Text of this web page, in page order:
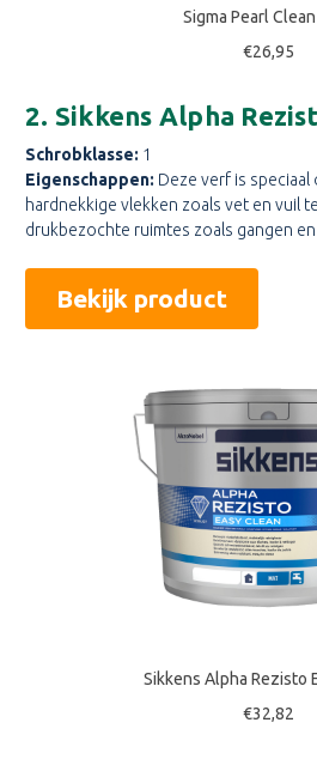
Sigma Pearl
€26,95
2. Sikkens Alpha
Schrobklasse: 1
Eigenschappen: Deze verf is
hardnekkige vlekken zoals vet en vuil
drukbezochte ruimtes zoals gangen
Bekijk product
Sikkens Alpha Rezisto
€32,82